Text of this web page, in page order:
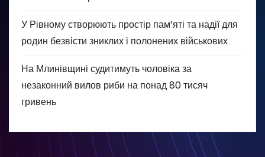
У Рівному створюють простір пам’яті та надії для
родин безвісти зниклих і полонених військових
На Млинівщині судитимуть чоловіка за
незаконний вилов риби на понад 80 тисяч
гривень